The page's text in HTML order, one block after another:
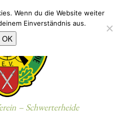
– Schwerterheide
Wenn du die Website weiter
Einverständnis aus.
OK